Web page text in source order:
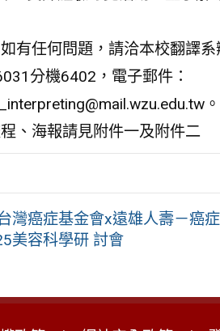
有任何問題，請洽本校翻譯
分機6402，電子郵件：
。
、海報請見附件一及附件二
灣癌症基金會x遠雄人壽－癌
美容科學研 討會